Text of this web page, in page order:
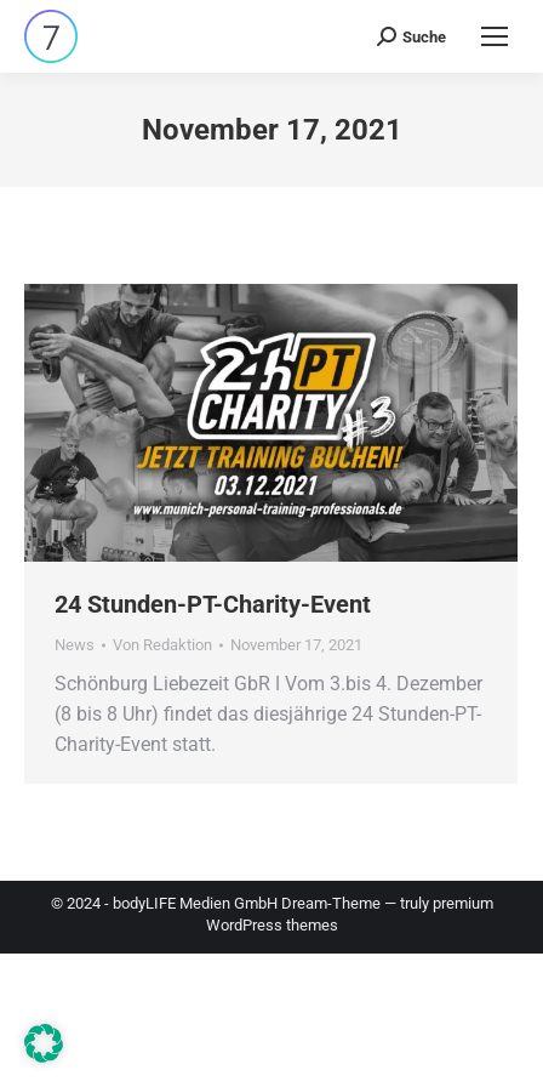
Search:
Suche
November 17, 2021
24 Stunden-PT-Charity-Event
News Von Redaktion November 17, 2021
Schönburg Liebezeit GbR ǀ Vom 3.bis 4. Dezember
(8 bis 8 Uhr) findet das diesjährige 24 Stunden-PT-
Charity-Event statt.
© 2024 - bodyLIFE Medien GmbH Dream-Theme — truly premium
WordPress themes